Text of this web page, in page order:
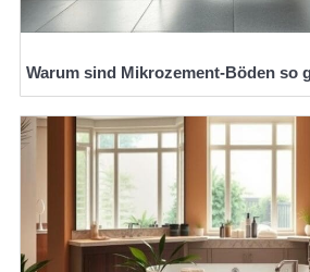
Warum sind Mikrozement-Böden so